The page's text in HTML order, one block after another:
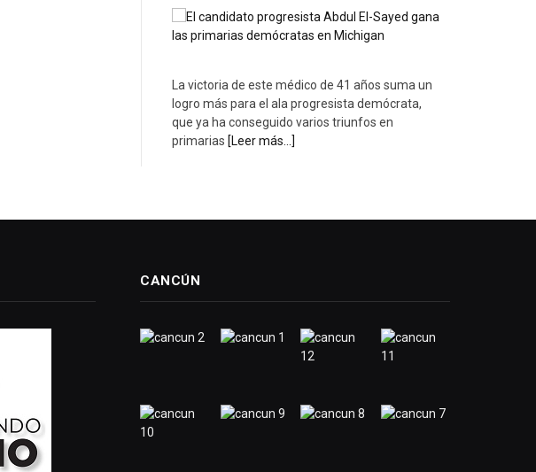
La victoria de este médico de 41 años suma un
logro más para el ala progresista demócrata,
que ya ha conseguido varios triunfos en
primarias [Leer más...]
CANCÚN